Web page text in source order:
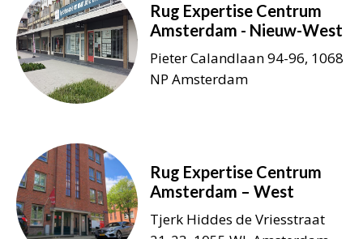
Rug Expertise Centrum
Amsterdam - Nieuw-West
Pieter Calandlaan 94-96, 1068
NP Amsterdam
Rug Expertise Centrum
Amsterdam – West
Tjerk Hiddes de Vriesstraat